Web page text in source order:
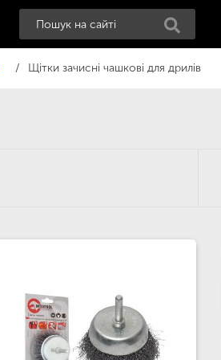
Щітки зачисні чашкові для дрилів